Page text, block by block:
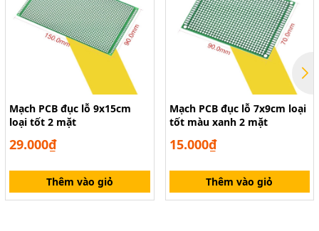
Mạch PCB đục lỗ 9x15cm
loại tốt 2 mặt
29.000₫
Thêm vào giỏ
Mạch PCB đục lỗ 7x9cm loại
tốt màu xanh 2 mặt
15.000₫
Thêm vào giỏ